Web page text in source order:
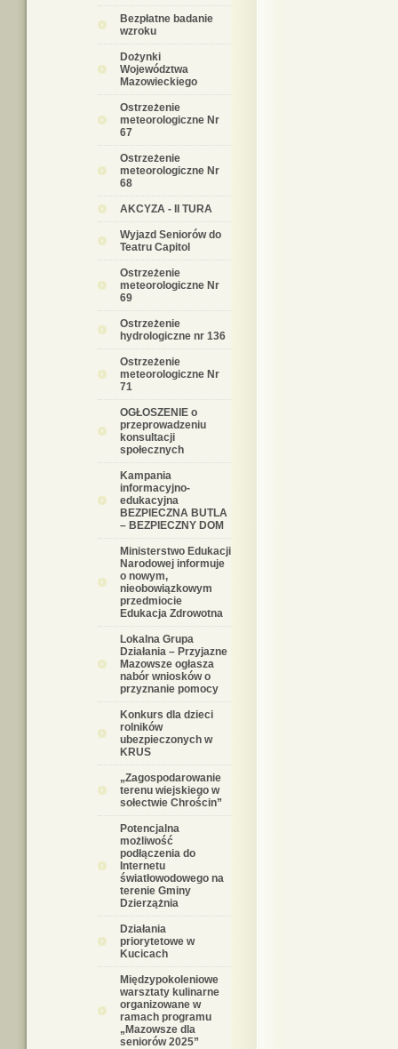
Bezpłatne badanie
wzroku
Dożynki
Województwa
Mazowieckiego
Ostrzeżenie
meteorologiczne Nr
67
Ostrzeżenie
meteorologiczne Nr
68
AKCYZA - II TURA
Wyjazd Seniorów do
Teatru Capitol
Ostrzeżenie
meteorologiczne Nr
69
Ostrzeżenie
hydrologiczne nr 136
Ostrzeżenie
meteorologiczne Nr
71
OGŁOSZENIE o
przeprowadzeniu
konsultacji
społecznych
Kampania
informacyjno-
edukacyjna
BEZPIECZNA BUTLA
– BEZPIECZNY DOM
Ministerstwo Edukacji
Narodowej informuje
o nowym,
nieobowiązkowym
przedmiocie
Edukacja Zdrowotna
Lokalna Grupa
Działania – Przyjazne
Mazowsze ogłasza
nabór wniosków o
przyznanie pomocy
Konkurs dla dzieci
rolników
ubezpieczonych w
KRUS
„Zagospodarowanie
terenu wiejskiego w
sołectwie Chrościn”
Potencjalna
możliwość
podłączenia do
Internetu
światłowodowego na
terenie Gminy
Dzierzążnia
Działania
priorytetowe w
Kucicach
Międzypokoleniowe
warsztaty kulinarne
organizowane w
ramach programu
„Mazowsze dla
seniorów 2025”